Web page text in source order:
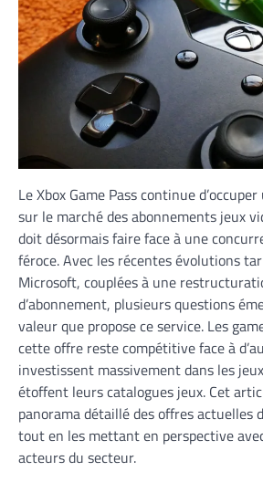
Le Xbox Game Pass continue
sur le marché des abonnements jeux
doit désormais faire face à une
féroce. Avec les récentes évolutions
Microsoft, couplées à une
d’abonnement, plusieurs questions
valeur que propose ce service. Les
cette offre reste compétitive face à
investissent massivement dans les
étoffent leurs catalogues jeux. Cet
panorama détaillé des offres actuelles
tout en les mettant en perspective
acteurs du secteur.